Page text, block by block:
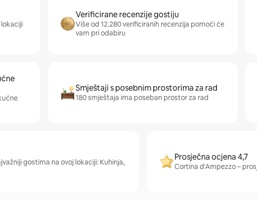
Verificirane recenzije gostiju
Više od 12.280 verificiranih recenzija pomoći će
vam pri odabiru
Smještaji s posebnim prostorima za rad
180 smještaja ima poseban prostor za rad
gostima na ovoj lokaciji: Kuhinja,
Prosječna ocjena 4,7
Cortina d'Ampezzo –